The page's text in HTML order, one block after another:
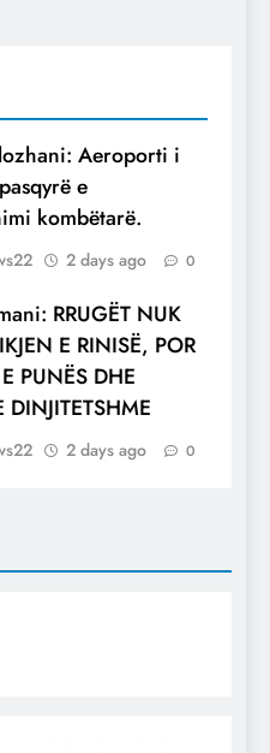
Aeroporti i
e
kombëtarë.
2 days ago 0
RRUGËT NUK
E RINISË, POR
PUNËS DHE
DINJITETSHME
2 days ago 0